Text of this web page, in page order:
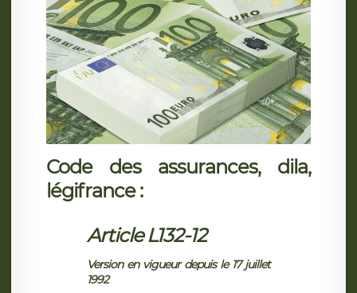
Code des assurances, dila,
légifrance :
Article L132-12
Version en vigueur depuis le 17 juillet
1992